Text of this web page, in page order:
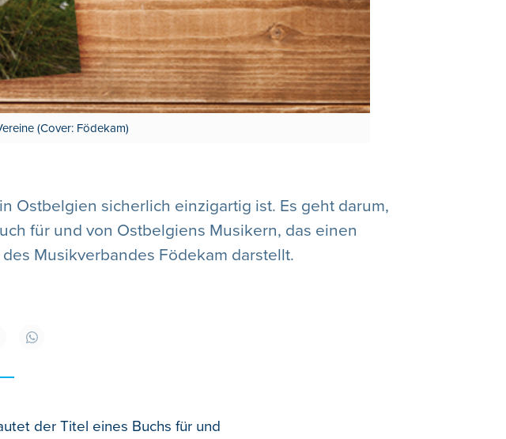
(Cover: Födekam)
Ostbelgien sicherlich einzigartig ist. Es geht darum,
für und von Ostbelgiens Musikern, das einen
Musikverbandes Födekam darstellt.
der Titel eines Buchs für und